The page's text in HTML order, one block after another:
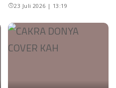
23 Juli 2026 | 13:19